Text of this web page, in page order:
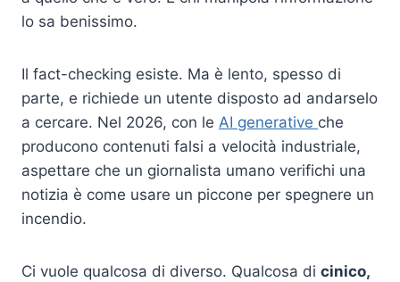
lo sa benissimo.
Il fact-checking esiste. Ma è lento, spesso di
parte, e richiede un utente disposto ad andarselo
a cercare. Nel 2026, con le AI generative che
producono contenuti falsi a velocità industriale,
aspettare che un giornalista umano verifichi una
notizia è come usare un piccone per spegnere un
incendio.
Ci vuole qualcosa di diverso. Qualcosa di cinico,